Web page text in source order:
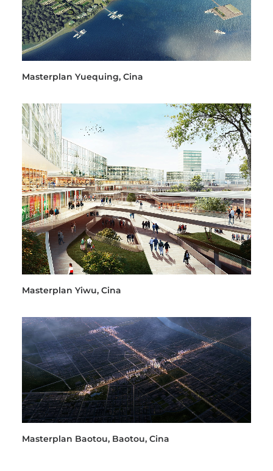
Masterplan Yuequing, Cina
Masterplan Yiwu, Cina
Masterplan Baotou, Baotou, Cina